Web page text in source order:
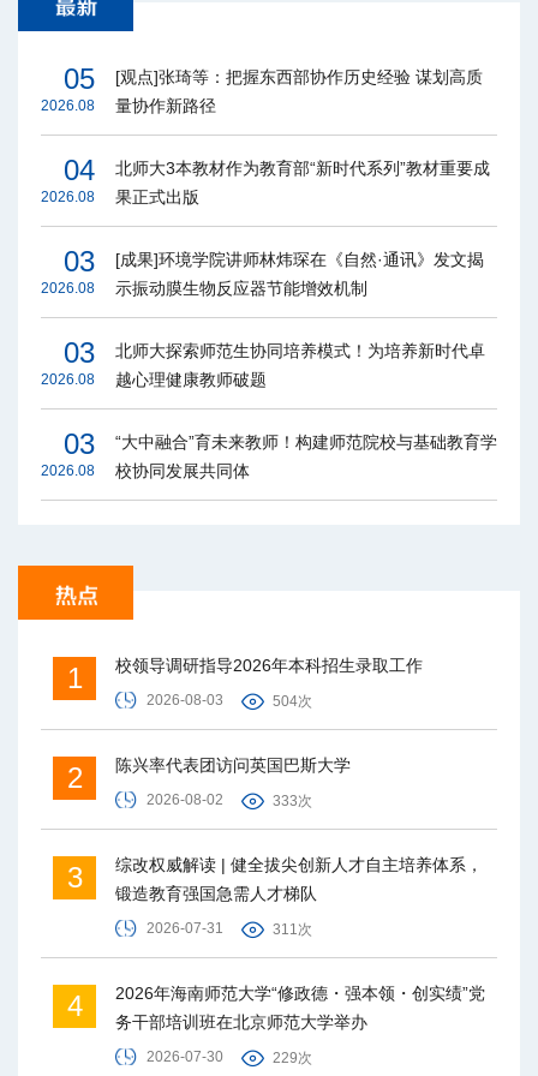
05
2026.08
[观点]张琦等：把握东西部协作历史经验 谋划高质
量协作新路径
04
2026.08
北师大3本教材作为教育部“新时代系列”教材重要成
果正式出版
03
2026.08
[成果]环境学院讲师林炜琛在《自然·通讯》发文揭
示振动膜生物反应器节能增效机制
03
2026.08
北师大探索师范生协同培养模式！为培养新时代卓
越心理健康教师破题
03
2026.08
“大中融合”育未来教师！构建师范院校与基础教育学
校协同发展共同体
1 校领导调研指导2026年本科招生录取工作
2026-08-03 504次
2 陈兴率代表团访问英国巴斯大学
2026-08-02 333次
3
综改权威解读 | 健全拔尖创新人才自主培养体系，
锻造教育强国急需人才梯队
2026-07-31 311次
4
2026年海南师范大学“修政德・强本领・创实绩”党
务干部培训班在北京师范大学举办
2026-07-30 229次